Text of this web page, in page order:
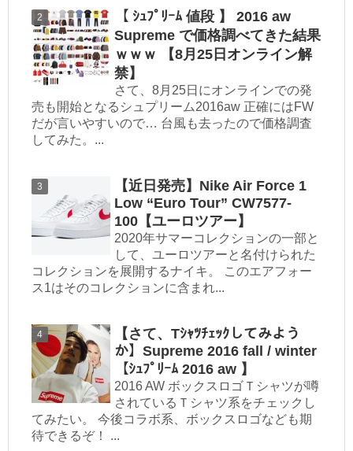
【 ｼｭﾌﾟﾘｰﾑ 値段 】 2016 aw
Supreme で価格調べてきた結果
ｗｗｗ 【8月25日オンライン解
禁】
さて、8月25日にオンラインでの発
売も開始となるシュプリーム2016aw 正確にはFW
だが言いやすいので… 台風も去ったので価格調査
してみた。...
【近日発売】Nike Air Force 1
Low “Euro Tour” CW7577-
100【ユーロツアー】
2020年サマーコレクションの一部と
して、ユーロツアーと名付けられた
コレクションを展開するナイキ。 このエアフォー
ス1はそのコレクションに含まれ...
【さて、Tｼｬﾂﾁｪｯｸしてみよう
か】Supreme 2016 fall / winter
【ｼｭﾌﾟﾘｰﾑ 2016 aw 】
2016 AW ボックスロゴＴシャツが噂
されているＴシャツ系をチェックし
てみたい。 今後コラボ系、ボックスロゴなども期
待できるぞ！ ...